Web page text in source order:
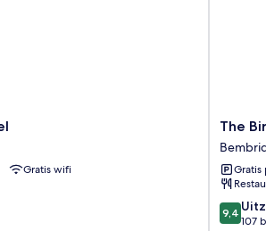
Gratis wifi
The
Birdham
Hotel
&
The
Gratis
9.4
van
9,4
107